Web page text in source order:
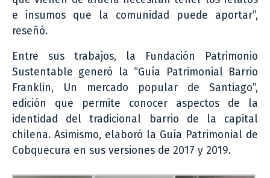
e insumos que la comunidad puede aportar”,
reseñó.
Entre sus trabajos, la Fundación Patrimonio
Sustentable generó la “Guía Patrimonial Barrio
Franklin, Un mercado popular de Santiago”,
edición que permite conocer aspectos de la
identidad del tradicional barrio de la capital
chilena. Asimismo, elaboró la Guía Patrimonial de
Cobquecura en sus versiones de 2017 y 2019.